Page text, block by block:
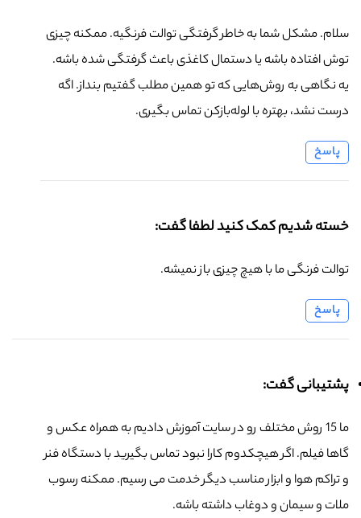
سلام. مشکل شما به خاطر گرفتگی توالت فرنگیه. ممکنه چیزی
توش افتاده باشه یا دستمال کاغذی باعث گرفتگی شده باشه.
یه نگاهی به روش‌هایی که تو همین مطلب گفتیم بنداز. اگه
درست نشد، بهتره با لوله‌بازکن تماس بگیری.
پاسخ
خسته شدیم کمک کنید لطفا گفت:
توالت فرنگی ما با هیچ چیزی باز نمیشه.
پاسخ
پشتیبانی گفت:
ما 15 روش مختلف رو در سایت آموزش دادیم به همراه عکس و
گاها فیلم. اگر هیچکدوم کارا نبود تماس بگیرید با دستگاه فنر
و تراکم هوا و ابزار مناسب دیگر خدمت می رسیم. ممکنه رسوب
ملات و سیمان و دوغاب داشته باشه.